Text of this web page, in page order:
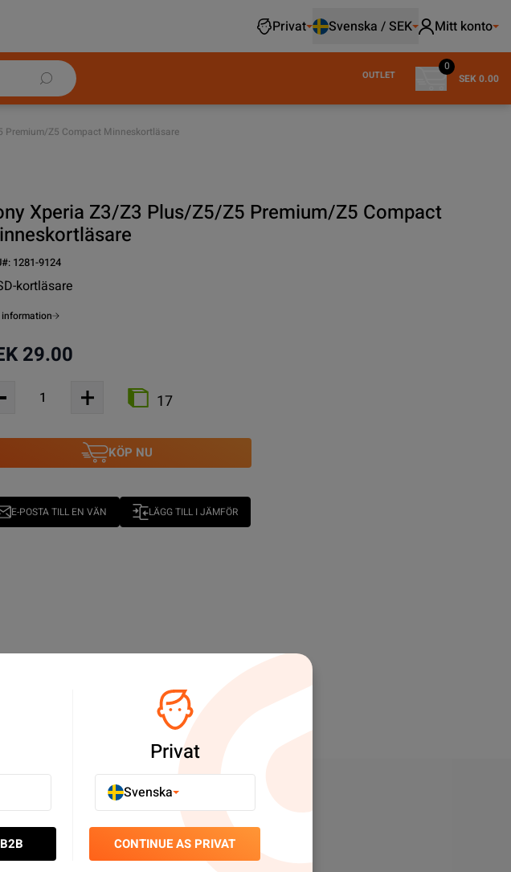
Privat
Svenska / SEK Mitt konto
OUTLET
0
SEK 0.00
Premium/Z5 Compact Minneskortläsare
Xperia Z3/Z3 Plus/Z5/Z5 Premium/Z5 Compact
1281-9124
kortläsare
information
29.00
17
KÖP NU
E-POSTA TILL EN VÄN LÄGG TILL I JÄMFÖR
Privat
Svenska
CONTINUE AS PRIVAT